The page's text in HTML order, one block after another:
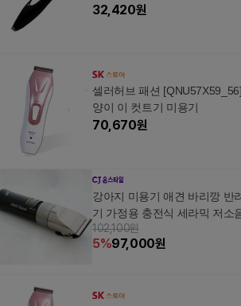
32,420원
셀러허브 패션
양이 이 컷트기 미용기
70,670원
강아지 미용기 애견 바리깡 반
기 가정용 충전식 세라믹 저소
102,100원
5%97,000원